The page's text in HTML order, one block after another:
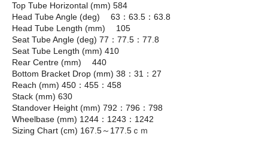
Top Tube Horizontal (mm) 584
Head Tube Angle (deg) 63：63.5：63.8
Head Tube Length (mm) 105
Seat Tube Angle (deg) 77：77.5：77.8
Seat Tube Length (mm) 410
Rear Centre (mm) 440
Bottom Bracket Drop (mm) 38：31：27
Reach (mm) 450：455：458
Stack (mm) 630
Standover Height (mm) 792：796：798
Wheelbase (mm) 1244：1243：1242
Sizing Chart (cm) 167.5～177.5ｃｍ